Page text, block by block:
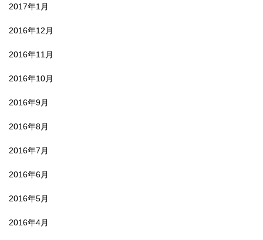
2017年1月
2016年12月
2016年11月
2016年10月
2016年9月
2016年8月
2016年7月
2016年6月
2016年5月
2016年4月